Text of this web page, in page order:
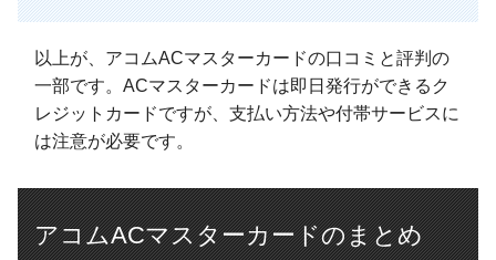
以上が、アコムACマスターカードの口コミと評判の
一部です。ACマスターカードは即日発行ができるク
レジットカードですが、支払い方法や付帯サービスに
は注意が必要です。
アコムACマスターカードのまとめ